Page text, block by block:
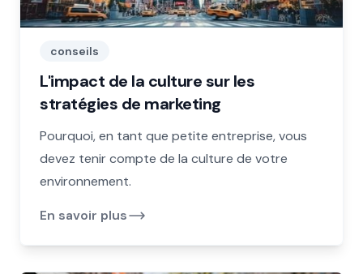
conseils
L'impact de la culture sur les
stratégies de marketing
Pourquoi, en tant que petite entreprise, vous
devez tenir compte de la culture de votre
environnement.
En savoir plus